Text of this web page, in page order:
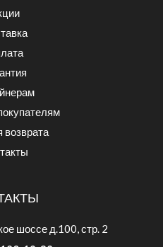
возврата
шоссе д.100, стр. 2